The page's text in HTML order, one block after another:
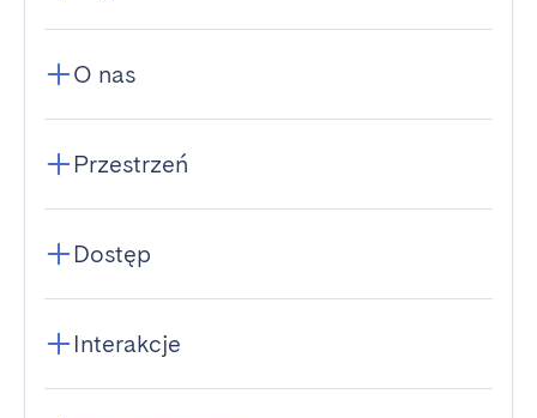
O nas
Przestrzeń
Dostęp
Interakcje